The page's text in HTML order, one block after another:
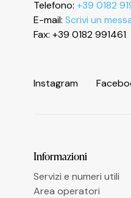
Telefono: +39 0182
E-mail: Scrivi un
Fax: +39 0182 991461
Instagram Facebo
Informazioni
Servizi e numeri utili
Area operatori